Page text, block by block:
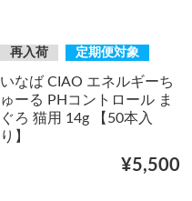
再入荷 定期便対象
いなば CIAO エネルギーち
ゅーる PHコントロール ま
ぐろ 猫用 14g 【50本入
り】
¥5,500